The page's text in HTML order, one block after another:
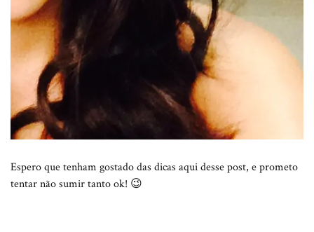
Espero que tenham gostado das dicas aqui desse post, e prometo
tentar não sumir tanto ok! 😉